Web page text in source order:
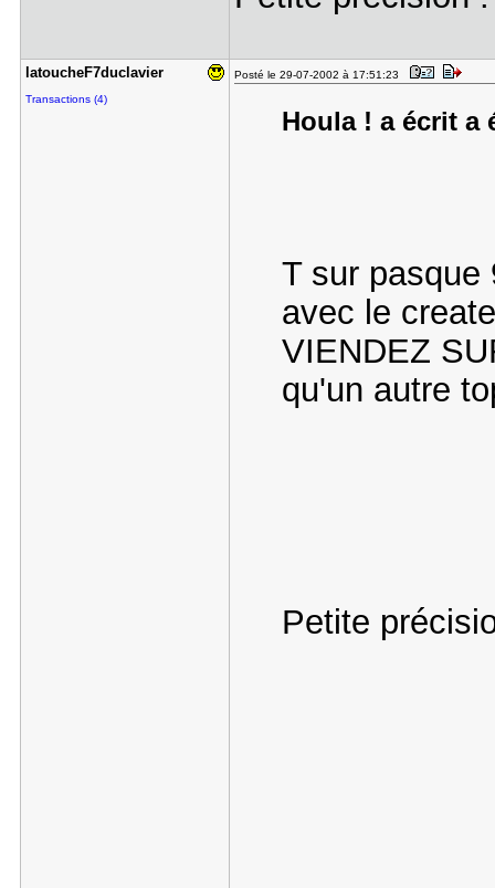
latoucheF7​duclavier
Transactions (4)
Posté le 29-07-2002 à 17:51:23
Houla ! a écrit a
T sur pasque
avec le
VIENDEZ
qu'un autre
Petite